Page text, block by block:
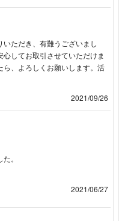
いただき、有難うございまし
してお取引させていただけま
ら、よろしくお願いします。活
2021/09/26
。
2021/06/27